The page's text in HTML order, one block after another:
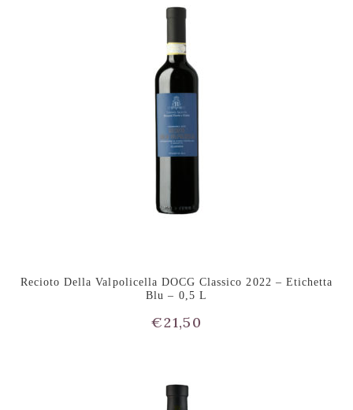
Recioto Della Valpolicella DOCG Classico 2022 – Etichetta
Blu – 0,5 L
€21,50